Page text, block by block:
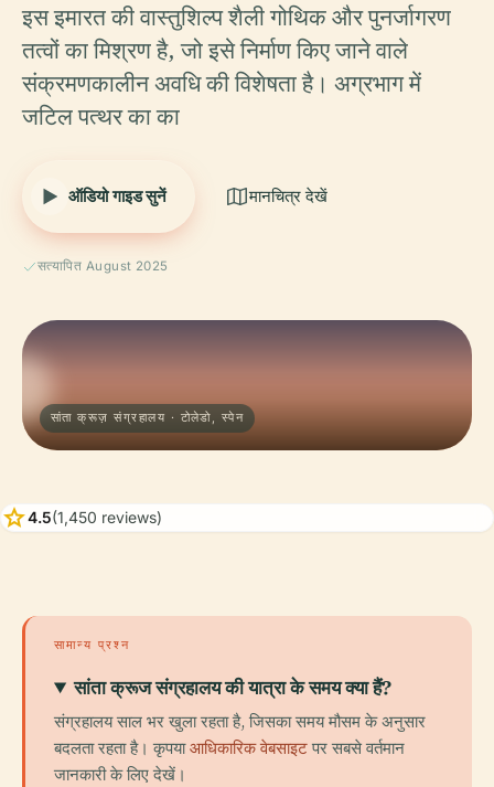
इस इमारत की वास्तुशिल्प शैली गोथिक और पुनर्जागरण
तत्वों का मिश्रण है, जो इसे निर्माण किए जाने वाले
संक्रमणकालीन अवधि की विशेषता है। अग्रभाग में
जटिल पत्थर का का
ऑडियो गाइड सुनें मानचित्र देखें
सत्यापित August 2025
सांता क्रूज़ संग्रहालय · टोलेडो, स्पेन
star4.5(1,450 reviews)
सामान्य प्रश्न
सांता क्रूज संग्रहालय की यात्रा के समय क्या हैं?
संग्रहालय साल भर खुला रहता है, जिसका समय मौसम के अनुसार
बदलता रहता है। कृपयाआधिकारिक वेबसाइटपर सबसे वर्तमान
जानकारी के लिए देखें।